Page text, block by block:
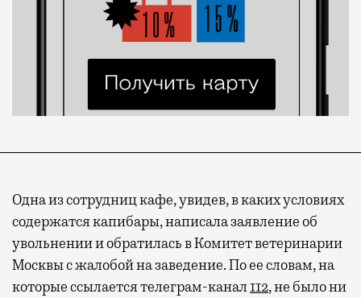
Одна из сотрудниц кафе, увидев, в каких условиях
содержатся капибары, написала заявление об
увольнении и обратилась в Комитет ветеринарии
Москвы с жалобой на заведение. По ее словам, на
которые ссылается телеграм-канал112, не было ни